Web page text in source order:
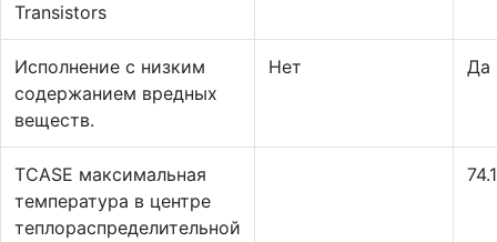
Transistors
Исполнение с низким
содержанием вредных
веществ.
Нет Да
TCASE максимальная
температура в центре
теплораспределительной